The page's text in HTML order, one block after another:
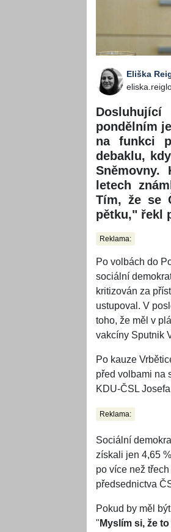
Eliška
pondělním
na funkci
debaklu,
letech
Tím, že se
pětku," řekl
Reklama:
Po volbách do
sociální
kritizován za
ustupoval. V
toho, že měl v
vakcíny Sputnik
Po kauze
před volbami na
KDU-ČSL
Reklama:
Sociální
získali jen 4,65
po více než
předsednictva
Pokud by měl
" Myslím si, že